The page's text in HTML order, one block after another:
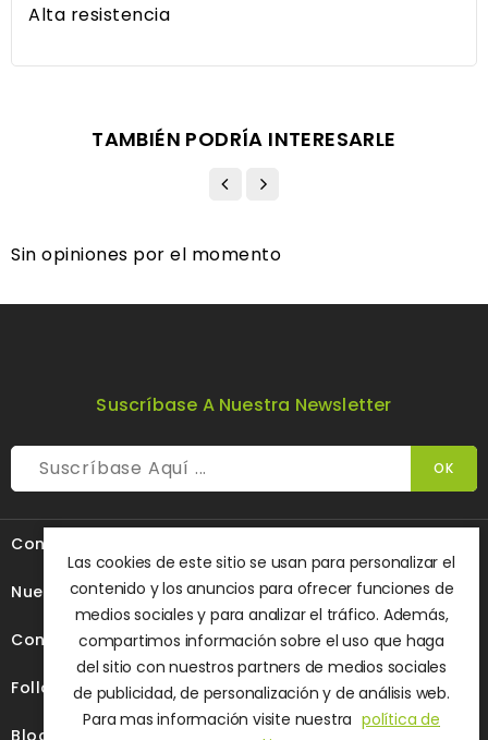
Alta resistencia
TAMBIÉN PODRÍA INTERESARLE
Sin opiniones por el momento
Suscríbase A Nuestra Newsletter
Contacte Con Nosotros
Nuestra Empresa 
Contenido
Follow Us
Blog
Las cookies de este sitio se usan para personalizar el
contenido y los anuncios para ofrecer funciones de
medios sociales y para analizar el tráfico. Además,
compartimos información sobre el uso que haga
del sitio con nuestros partners de medios sociales
de publicidad, de personalización y de análisis web.
Para mas información visite nuestra política de